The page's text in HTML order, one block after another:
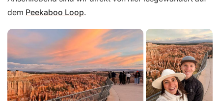
dem Peekaboo Loop.